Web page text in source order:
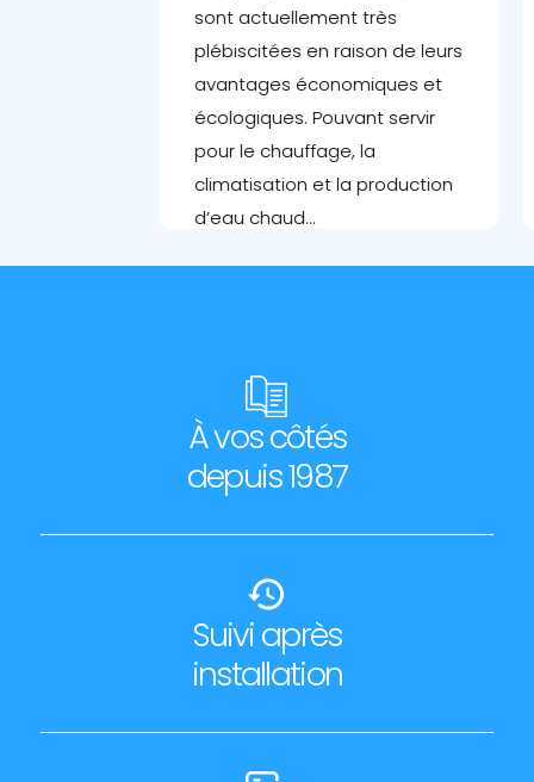
sont actuellement très
plébiscitées en raison de leurs
avantages économiques et
écologiques. Pouvant servir
pour le chauffage, la
climatisation et la production
d’eau chaud...
À vos côtés
depuis 1987
Suivi après
installation